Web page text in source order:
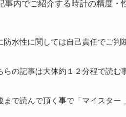
事内でご紹介する時計の精度・
防水性に関しては自己責任でご判
らの記事は大体約１２分程で読む
まで読んで頂く事で「マイスター